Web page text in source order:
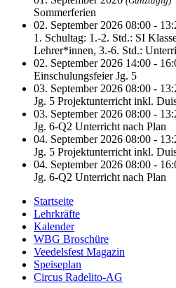
Sommerferien
02. September 2026 08:00 -
1. Schultag: 1.-2. Std.: SI
Lehrer*innen, 3.-6. Std.:
02. September 2026 14:00 -
Einschulungsfeier Jg. 5
03. September 2026 08:00 -
Jg. 5 Projektunterricht inkl.
03. September 2026 08:00 -
Jg. 6-Q2 Unterricht nach Plan
04. September 2026 08:00 -
Jg. 5 Projektunterricht inkl.
04. September 2026 08:00 -
Jg. 6-Q2 Unterricht nach Plan
Startseite
Lehrkräfte
Kalender
WBG Broschüre
Veedelsfest Magazin
Speiseplan
Circus Radelito-AG